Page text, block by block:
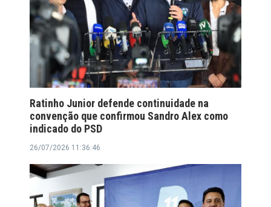
Ratinho Junior defende continuidade na
convenção que confirmou Sandro Alex como
indicado do PSD
26/07/2026 11:36:46